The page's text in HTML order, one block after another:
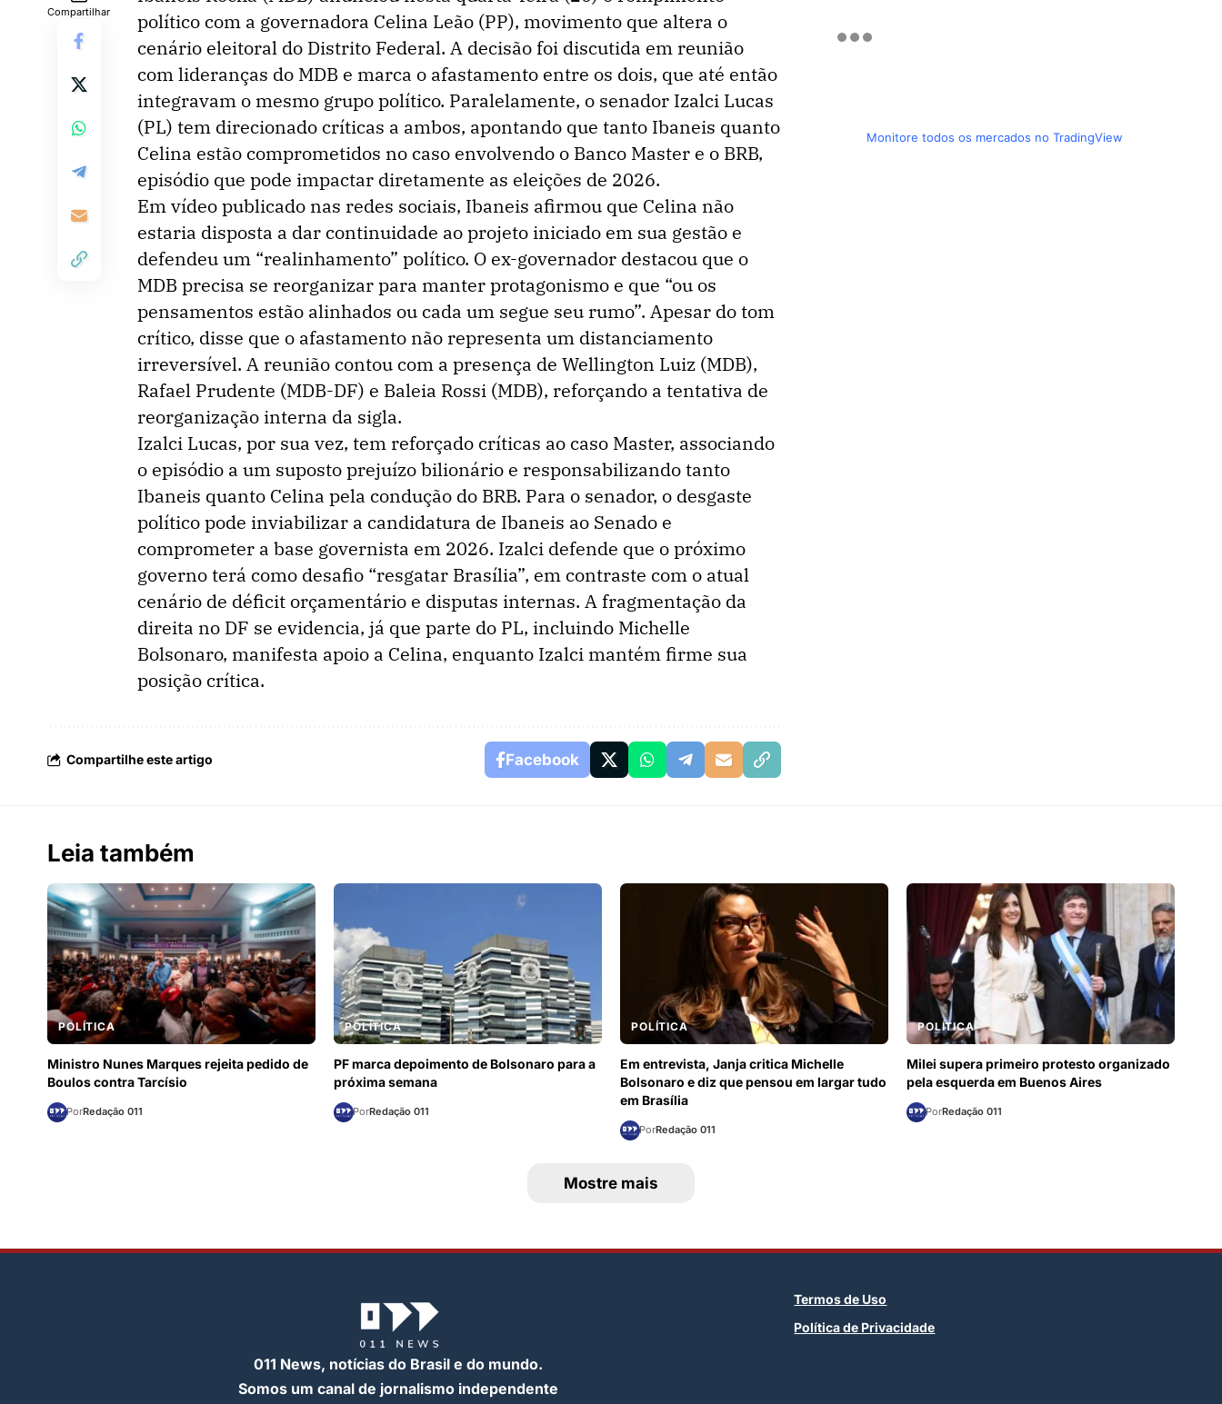
Compartilhar
político com a governadora Celina Leão (PP), movimento que altera o
cenário eleitoral do Distrito Federal. A decisão foi discutida em reunião
com lideranças do MDB e marca o afastamento entre os dois, que até então
integravam o mesmo grupo político. Paralelamente, o senador Izalci Lucas
(PL) tem direcionado críticas a ambos, apontando que tanto Ibaneis quanto
Celina estão comprometidos no caso envolvendo o Banco Master e o BRB,
episódio que pode impactar diretamente as eleições de 2026.
Em vídeo publicado nas redes sociais, Ibaneis afirmou que Celina não
estaria disposta a dar continuidade ao projeto iniciado em sua gestão e
defendeu um “realinhamento” político. O ex-governador destacou que o
MDB precisa se reorganizar para manter protagonismo e que “ou os
pensamentos estão alinhados ou cada um segue seu rumo”. Apesar do tom
crítico, disse que o afastamento não representa um distanciamento
irreversível. A reunião contou com a presença de Wellington Luiz (MDB),
Rafael Prudente (MDB-DF) e Baleia Rossi (MDB), reforçando a tentativa de
reorganização interna da sigla.
Izalci Lucas, por sua vez, tem reforçado críticas ao caso Master, associando
o episódio a um suposto prejuízo bilionário e responsabilizando tanto
Ibaneis quanto Celina pela condução do BRB. Para o senador, o desgaste
político pode inviabilizar a candidatura de Ibaneis ao Senado e
comprometer a base governista em 2026. Izalci defende que o próximo
governo terá como desafio “resgatar Brasília”, em contraste com o atual
cenário de déficit orçamentário e disputas internas. A fragmentação da
direita no DF se evidencia, já que parte do PL, incluindo Michelle
Bolsonaro, manifesta apoio a Celina, enquanto Izalci mantém firme sua
posição crítica.
Compartilhe este artigo Facebook
Monitore todos os mercados no TradingView
Leia também
POLÍTICA
Ministro Nunes Marques rejeita pedido de
Boulos contra Tarcísio
PorRedação 011
POLÍTICA
PF marca depoimento de Bolsonaro para a
próxima semana
PorRedação 011
POLÍTICA
Em entrevista, Janja critica Michelle
Bolsonaro e diz que pensou em largar tudo
em Brasília
PorRedação 011
POLÍTICA
Milei supera primeiro protesto organizado
pela esquerda em Buenos Aires
PorRedação 011
Mostre mais
011 News, notícias do Brasil e do mundo.
Somos um canal de jornalismo independente
Termos de Uso
Política de Privacidade